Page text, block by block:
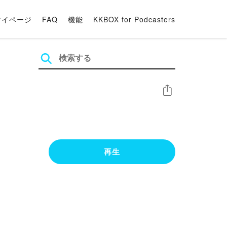
イページ FAQ 機能 KKBOX for Podcasters
シェア
再生